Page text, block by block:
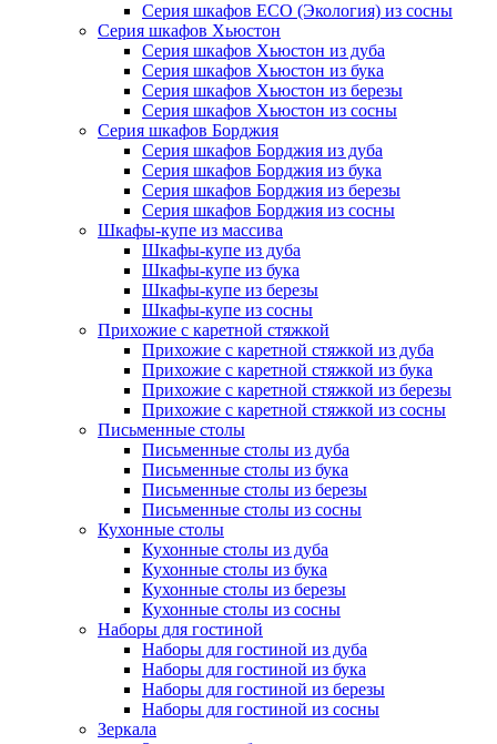
Серия шкафов ECO (Экология) из сосны
Серия шкафов Хьюстон
Серия шкафов Хьюстон из дуба
Серия шкафов Хьюстон из бука
Серия шкафов Хьюстон из березы
Серия шкафов Хьюстон из сосны
Серия шкафов Борджия
Серия шкафов Борджия из дуба
Серия шкафов Борджия из бука
Серия шкафов Борджия из березы
Серия шкафов Борджия из сосны
Шкафы-купе из массива
Шкафы-купе из дуба
Шкафы-купе из бука
Шкафы-купе из березы
Шкафы-купе из сосны
Прихожие с каретной стяжкой
Прихожие с каретной стяжкой из дуба
Прихожие с каретной стяжкой из бука
Прихожие с каретной стяжкой из березы
Прихожие с каретной стяжкой из сосны
Письменные столы
Письменные столы из дуба
Письменные столы из бука
Письменные столы из березы
Письменные столы из сосны
Кухонные столы
Кухонные столы из дуба
Кухонные столы из бука
Кухонные столы из березы
Кухонные столы из сосны
Наборы для гостиной
Наборы для гостиной из дуба
Наборы для гостиной из бука
Наборы для гостиной из березы
Наборы для гостиной из сосны
Зеркала